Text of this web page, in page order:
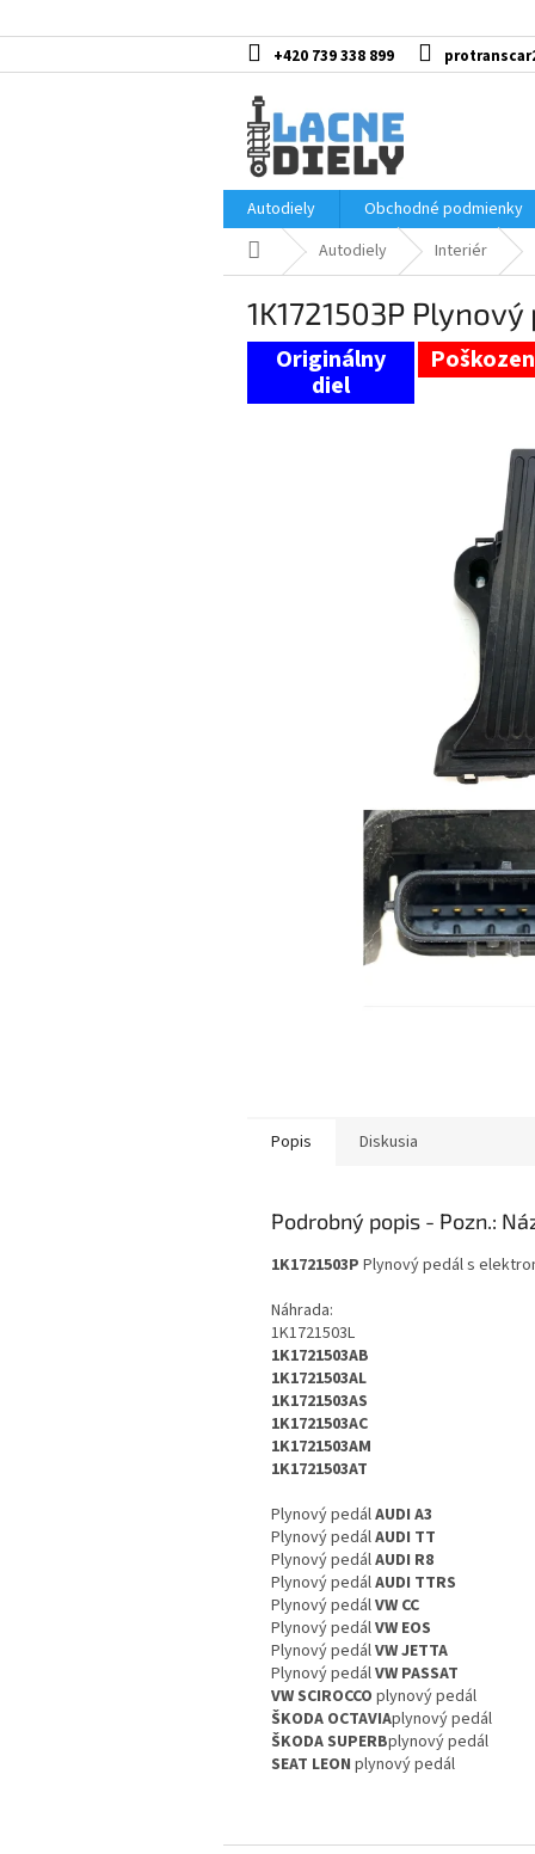
na
+420 739 338 899
Autodiely
Obchodné podmienky
DomovAutodiely Interiér
1K1721503P
Popis Diskusia
Podrobný popis
1K1721503P Plynový pedál s
Náhrada:
1K1721503L
1K1721503AB
1K1721503AL
1K1721503AS
1K1721503AC
1K1721503AM
1K1721503AT
Plynový pedálAUDI A3
Plynový pedálAUDI TT
Plynový pedálAUDI R8
Plynový pedálAUDI TTRS
Plynový pedálVW CC
Plynový pedálVW EOS
Plynový pedálVW JETTA
Plynový pedálVW PASSAT
VW SCIROCCO plynový pedál
ŠKODA OCTAVIAplynový pedál
ŠKODA SUPERBplynový pedál
SEAT LEON plynový pedál